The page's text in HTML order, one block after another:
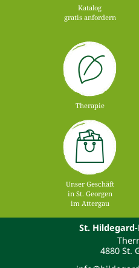
Katalog
gratis anfordern
Therapie
Unser Geschäft
in St. Georgen
im Attergau
St. Hildegard-
4880 St.